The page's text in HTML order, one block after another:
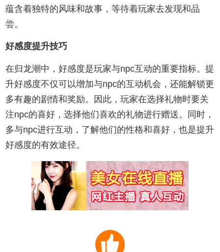
蕴含着独特的风味和故事，等待着玩家去发现和品
尝。
好感度提升技巧
在归龙潮中，好感度是玩家与npc互动的重要指标。提
升好感度不仅可以增加与npc的互动机会，还能解锁更
多有趣的剧情和奖励。因此，玩家在选择礼物时要关
注npc的喜好，选择他们喜欢的礼物进行赠送。同时，
多与npc进行互动，了解他们的性格和喜好，也是提升
好感度的有效途径。